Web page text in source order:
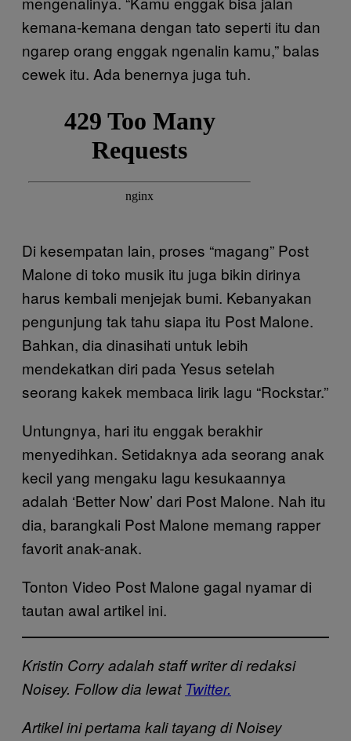
kemana-kemana dengan tato seperti itu dan
ngarep orang enggak ngenalin kamu,” balas
cewek itu. Ada benernya juga tuh.
Di kesempatan lain, proses “magang” Post
Malone di toko musik itu juga bikin dirinya
harus kembali menjejak bumi. Kebanyakan
pengunjung tak tahu siapa itu Post Malone.
Bahkan, dia dinasihati untuk lebih
mendekatkan diri pada Yesus setelah
seorang kakek membaca lirik lagu “Rockstar.”
Untungnya, hari itu enggak berakhir
menyedihkan. Setidaknya ada seorang anak
kecil yang mengaku lagu kesukaannya
adalah ‘Better Now’ dari Post Malone. Nah itu
dia, barangkali Post Malone memang rapper
favorit anak-anak.
Tonton Video Post Malone gagal nyamar di
tautan awal artikel ini.
Kristin Corry adalah staff writer di redaksi
Noisey. Follow dia lewat Twitter.
Artikel ini pertama kali tayang di Noisey